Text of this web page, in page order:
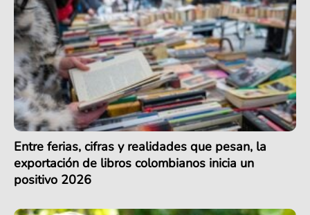
Entre ferias, cifras y realidades que pesan, la
exportación de libros colombianos inicia un
positivo 2026